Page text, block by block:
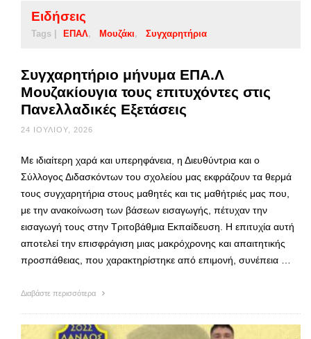
Ειδήσεις
Tags | ΕΠΑΛ Μουζάκι Συγχαρητήρια
Συγχαρητήριο μήνυμα ΕΠΑ.Λ
Μουζακίουγια τους επιτυχόντες στις
Πανελλαδικές Εξετάσεις
24 ΙΟΥΛΊΟΥ, 2026
Με ιδιαίτερη χαρά και υπερηφάνεια, η Διευθύντρια και ο
Σύλλογος Διδασκόντων του σχολείου μας εκφράζουν τα θερμά
τους συγχαρητήρια στους μαθητές και τις μαθήτριές μας που,
με την ανακοίνωση των βάσεων εισαγωγής, πέτυχαν την
εισαγωγή τους στην Τριτοβάθμια Εκπαίδευση. Η επιτυχία αυτή
αποτελεί την επισφράγιση μιας μακρόχρονης και απαιτητικής
προσπάθειας, που χαρακτηρίστηκε από επιμονή, συνέπεια …
Διαβάστε περισσότερα